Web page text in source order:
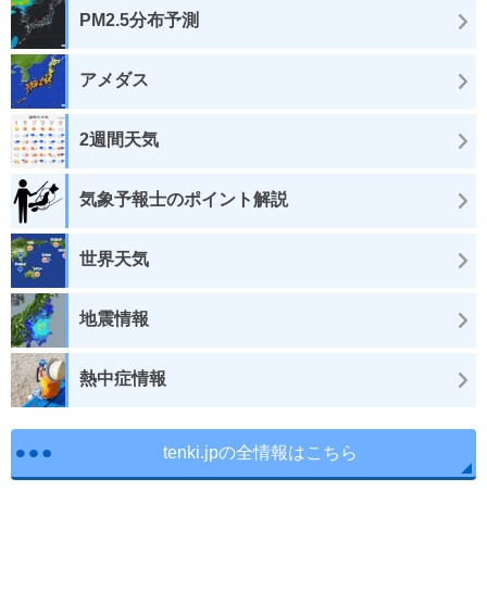
PM2.5分布予測
アメダス
2週間天気
気象予報士のポイント解説
世界天気
地震情報
熱中症情報
tenki.jpの全情報はこちら